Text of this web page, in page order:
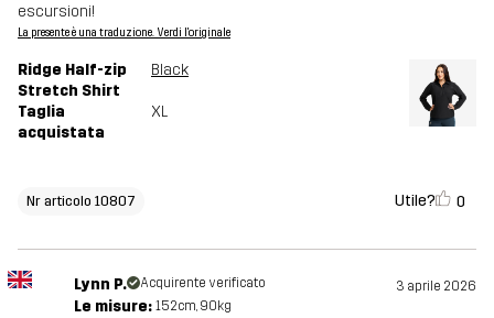
escursioni!
La presente è una traduzione. Verdi l'originale
Ridge Half-zip
Stretch Shirt
Black
Taglia
acquistata
XL
Nr articolo 10807 Utile? 0
Lynn P. Acquirente verificato 3 aprile 2026
Le misure: 152cm, 90kg